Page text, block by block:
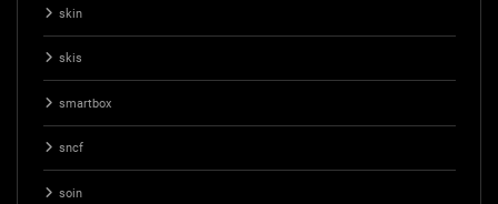
skin
skis
smartbox
sncf
soin